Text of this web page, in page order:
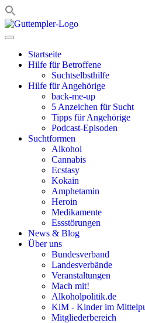
Zum
Inhalt
Startseite
Hilfe für Betroffene
Suchtselbsthilfe
Hilfe für Angehörige
back-me-up
5 Anzeichen für Sucht
Tipps für Angehörige
Podcast-Episoden
Suchtformen
Alkohol
Cannabis
Ecstasy
Kokain
Amphetamin
Heroin
Medikamente
Essstörungen
News & Blog
Über uns
Bundesverband
Landesverbände
Veranstaltungen
Mach mit!
Alkoholpolitik.de
KiM - Kinder im
Mitgliederbereich